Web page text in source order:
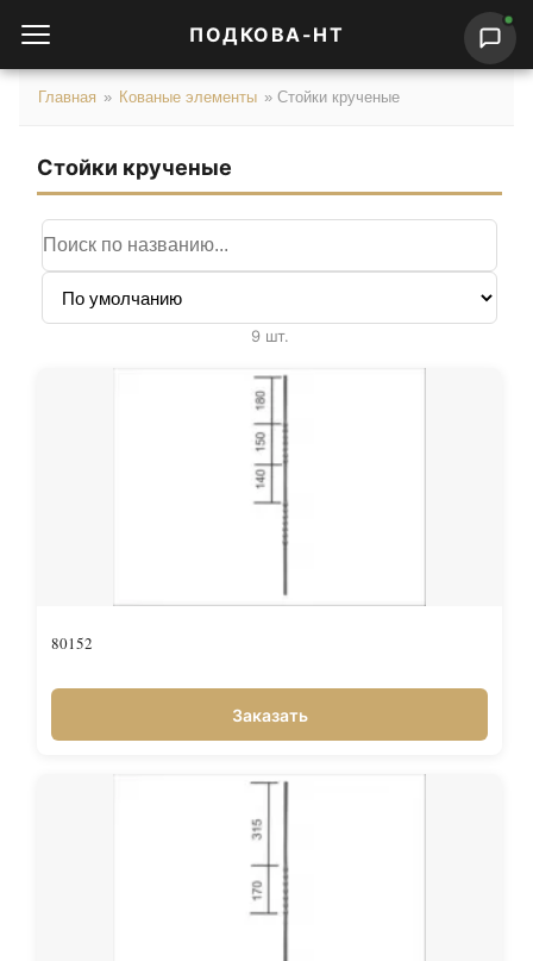
ПОДКОВА-НТ
Главная » Кованые элементы » Стойки крученые
Стойки крученые
9 шт.
80152
Заказать